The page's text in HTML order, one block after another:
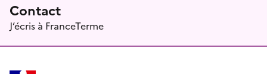
Contact
J’écris à FranceTerme